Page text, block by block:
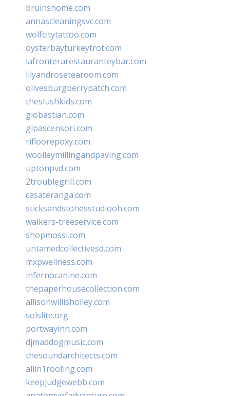
bruinshome.com
annascleaningsvc.com
wolfcitytattoo.com
oysterbayturkeytrot.com
lafronterarestauranteybar.com
lilyandrosetearoom.com
olivesburgberrypatch.com
theslushkids.com
giobastian.com
glpascensori.com
rifloorepoxy.com
woolleymillingandpaving.com
uptonpvd.com
2troublegrill.com
casateranga.com
sticksandstonesstudiooh.com
walkers-treeservice.com
shopmossi.com
untamedcollectivesd.com
mxpwellness.com
infernocanine.com
thepaperhousecollection.com
allisonwillisholley.com
solslite.org
portwayinn.com
djmaddogmusic.com
thesoundarchitects.com
allin1roofing.com
keepjudgewebb.com